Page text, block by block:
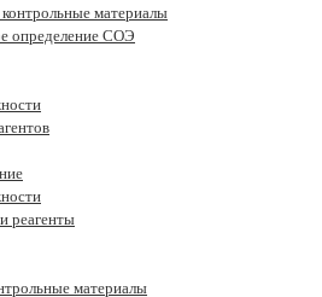
материалы
определение СОЭ
реагенты
материалы